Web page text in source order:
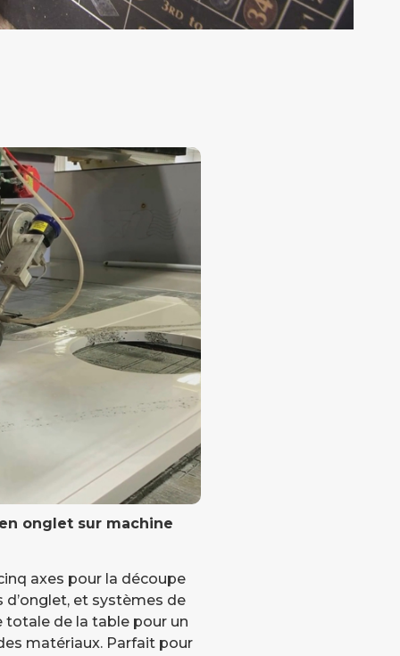
onglet sur machine
axes pour la découpe
d’onglet, et systèmes de
totale de la table pour un
matériaux. Parfait pour